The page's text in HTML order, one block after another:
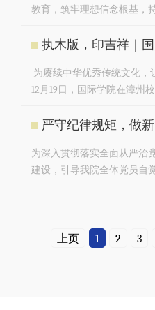
教育，筑牢理想信念根基，
为赓续中华优秀传统文化，
12月19日，国际学院在漳州
为深入贯彻落实全面从严治
建设，引导我院全体党员自
上页 1 2 3